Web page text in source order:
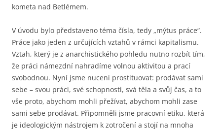
kometa nad Betlémem.
V úvodu bylo představeno téma čísla, tedy „mýtus práce“.
Práce jako jeden z určujících vztahů v rámci kapitalismu.
Vztah, který je z anarchistického pohledu nutno rozbít tím,
že práci námezdní nahradíme volnou aktivitou a prací
svobodnou. Nyní jsme nuceni prostituovat: prodávat sami
sebe – svou práci, své schopnosti, svá těla a svůj čas, a to
vše proto, abychom mohli přežívat, abychom mohli zase
sami sebe prodávat. Připomněli jsme pracovní etiku, která
je ideologickým nástrojem k zotročení a stojí na mnoha